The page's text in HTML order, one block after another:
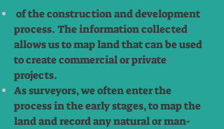
of the construction and development
process. The information collected
allows us to map land that can be used
to create commercial or private
projects.​
As surveyors, we often enter the
process in the early stages, to map the
land and record any natural or man-